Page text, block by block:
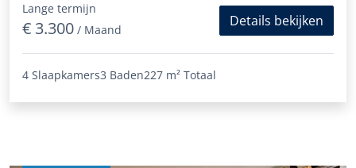
Lange termijn
€ 3.300 / Maand
Details bekijken
4 Slaapkamers3 Baden227 m² Totaal